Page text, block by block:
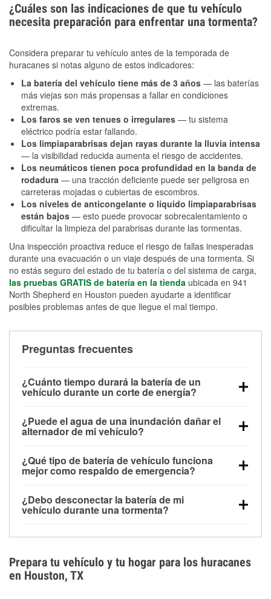
¿Cuáles son las indicaciones de que tu vehículo
necesita preparación para enfrentar una tormenta?
Considera preparar tu vehículo antes de la temporada de
huracanes si notas alguno de estos indicadores:
La batería del vehículo tiene más de 3 años — las baterías
más viejas son más propensas a fallar en condiciones
extremas.
Los faros se ven tenues o irregulares — tu sistema
eléctrico podría estar fallando.
Los limpiaparabrisas dejan rayas durante la lluvia intensa
— la visibilidad reducida aumenta el riesgo de accidentes.
Los neumáticos tienen poca profundidad en la banda de
rodadura — una tracción deficiente puede ser peligrosa en
carreteras mojadas o cubiertas de escombros.
Los niveles de anticongelante o líquido limpiaparabrisas
están bajos — esto puede provocar sobrecalentamiento o
dificultar la limpieza del parabrisas durante las tormentas.
Una inspección proactiva reduce el riesgo de fallas inesperadas
durante una evacuación o un viaje después de una tormenta. Si
no estás seguro del estado de tu batería o del sistema de carga,
las pruebas GRATIS de batería en la tienda ubicada en 941
North Shepherd en Houston pueden ayudarte a identificar
posibles problemas antes de que llegue el mal tiempo.
Preguntas frecuentes
¿Cuánto tiempo durará la batería de un
vehículo durante un corte de energía?
alimentar pequeños accesorios durante un tiempo
limitado, pero el uso repetido sin conducir el vehículo
contar con un equipo de carga de respaldo para
cortes prolongados.
¿Puede el agua de una inundación dañar el
alternador de mi vehículo?
parte baja del compartimento del motor y pueden
dañarse si se sumergen, lo que puede provocar una
días después de la exposición.
¿Qué tipo de batería de vehículo funciona
mejor como respaldo de emergencia?
para aplicaciones de ciclo profundo porque son
selladas, resistentes a las vibraciones y más
¿Debo desconectar la batería de mi
vehículo durante una tormenta?
los daños por inundación. Evitar el agua estancada y
preparar opciones de carga de respaldo son
medidas de protección más efectivas.
Prepara tu vehículo y tu hogar para los huracanes
en Houston, TX